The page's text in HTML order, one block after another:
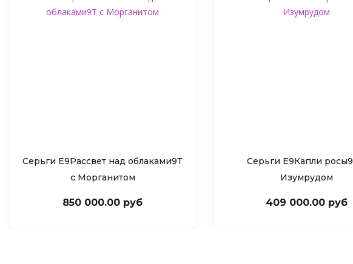
Серьги Е9Рассвет над облаками9Т
c Морганитом
850 000.00 руб
Серьги Е9Капли
Изумрудом
409 000.00 руб